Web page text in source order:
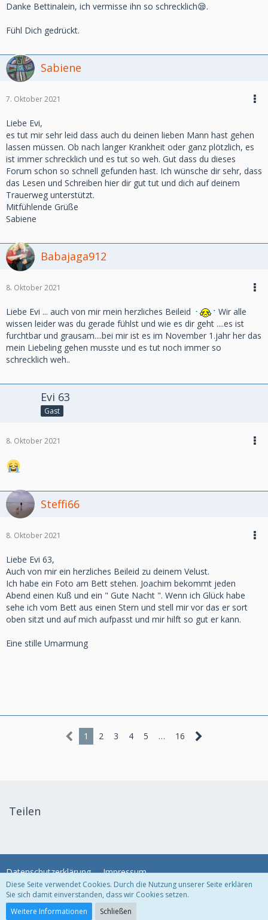
Danke Bettinalein, ich vermisse ihn so schrecklich😪.
Fühl Dich gedrückt.
Sabiene
7. Oktober 2021
Liebe Evi,
es tut mir sehr leid dass auch du deinen lieben Mann hast gehen
lassen müssen. Ob nach langer Krankheit oder ganz plötzlich, es
ist immer schrecklich und es tut so weh. Gut dass du dieses
Forum schon so schnell gefunden hast. Ich wünsche dir sehr, dass
das Lesen und Schreiben hier dir gut tut und dich auf deinem
Trauerweg unterstützt.
Mitfühlende Grüße
Sabiene
Babajaga912
8. Oktober 2021
Liebe Evi ... auch von mir mein herzliches Beileid
Wir alle
wissen leider was du gerade fühlst und wie es dir geht ....es ist
furchtbar und grausam....bei mir ist es im November 1.jahr her das
mein Liebeling gehen musste und es tut noch immer so
schrecklich weh..
Evi 63
Gast
8. Oktober 2021
Steffi66
8. Oktober 2021
Liebe Evi 63,
Auch von mir ein herzliches Beileid zu deinem Velust.
Ich habe ein Foto am Bett stehen. Joachim bekommt jeden
Abend einen Kuß und ein " Gute Nacht ". Wenn ich Glück habe
sehe ich vom Bett aus einen Stern und stell mir vor das er sort
oben sitzt und auf mich aufpasst und mir hilft so gut er kann.
Eine stille Umarmung
1 2 3 4 5 … 16
Teilen
Datenschutzerklärung Impressum
Community-Software:
Diese Seite verwendet Cookies. Durch die Nutzung unserer Seite erklären
Sie sich damit einverstanden, dass wir Cookies setzen.
Weitere Informationen
Schließen